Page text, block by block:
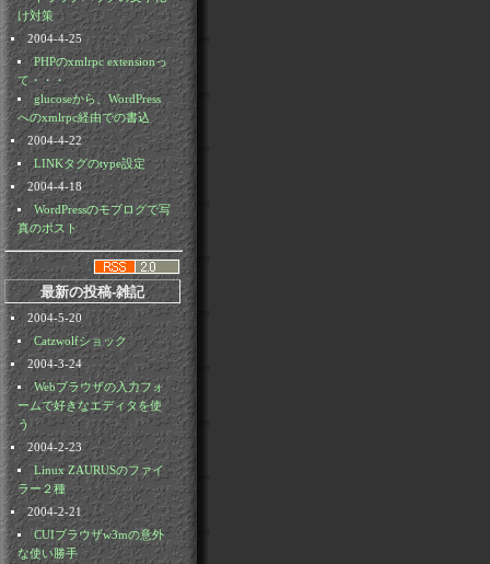
け対策
2004-4-25
PHPのxmlrpc extensionっ
て・・・
glucoseから、WordPress
へのxmlrpc経由での書込
2004-4-22
LINKタグのtype設定
2004-4-18
WordPressのモブログで写
真のポスト
最新の投稿-雑記
2004-5-20
Catzwolfショック
2004-3-24
Webブラウザの入力フォ
ームで好きなエディタを使
う
2004-2-23
Linux ZAURUSのファイ
ラー２種
2004-2-21
CUIブラウザw3mの意外
な使い勝手